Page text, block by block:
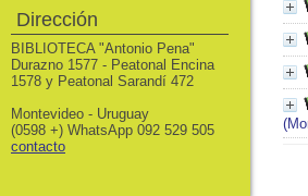
Dirección
BIBLIOTECA "Antonio Pena"
Durazno 1577 - Peatonal Encina
1578 y Peatonal Sarandí 472
Montevideo - Uruguay
(0598 +) WhatsApp 092 529 505
contacto